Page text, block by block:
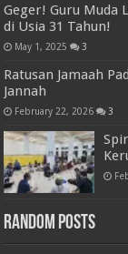
Geger! Guru Muda
di Usia 31 Tahun!
May 1, 2025 3
Ratusan Jamaah
Jannah
February 22, 2026 3
Random Posts